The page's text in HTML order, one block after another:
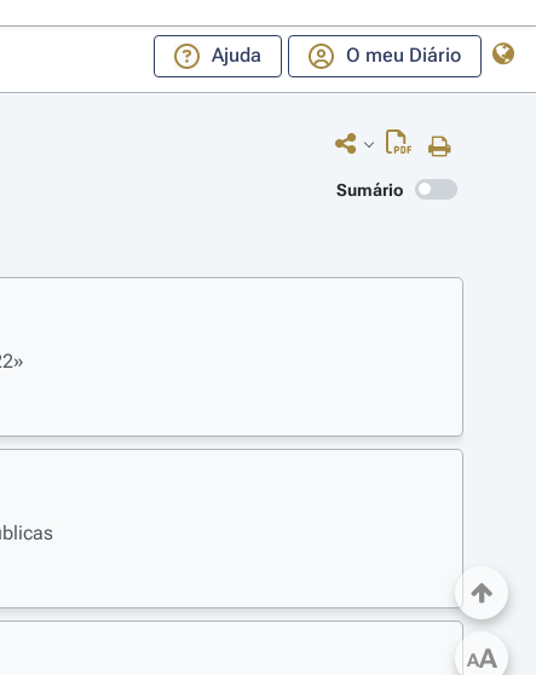
Ajuda O meu Diário
Sumário
AA